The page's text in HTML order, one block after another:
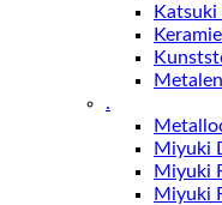
Katsuki
.
Miyuki
Miyuki
Miyuki